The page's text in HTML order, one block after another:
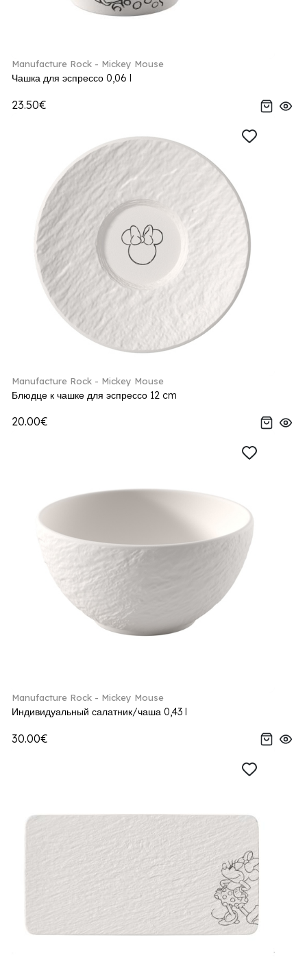
Manufacture Rock - Mickey Mouse
Чашка для эспрессо 0,06 l
23.50€
Manufacture Rock - Mickey Mouse
Блюдце к чашке для эспрессо 12 cm
20.00€
Manufacture Rock - Mickey Mouse
Индивидуальный салатник/чаша 0,43 l
30.00€